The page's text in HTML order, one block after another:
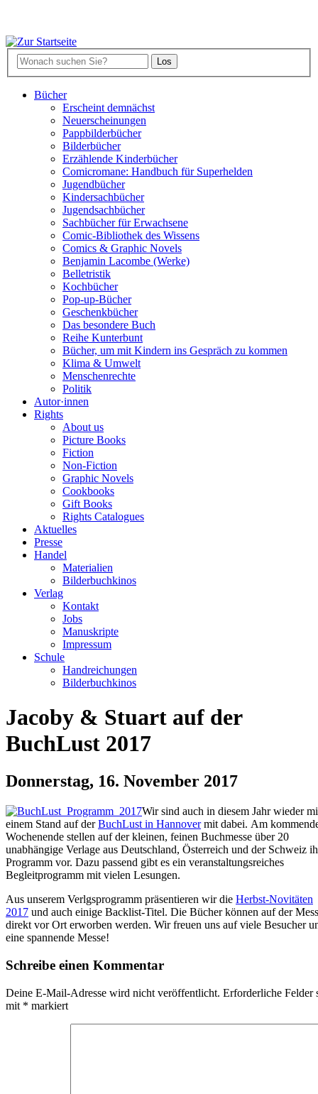
Bücher
Erscheint demnächst
Neuerscheinungen
Pappbilderbücher
Bilderbücher
Erzählende Kinderbücher
Comicromane: Handbuch für Superhelden
Jugendbücher
Kindersachbücher
Jugendsachbücher
Sachbücher für Erwachsene
Comic-Bibliothek des Wissens
Comics & Graphic Novels
Benjamin Lacombe (Werke)
Belletristik
Kochbücher
Pop-up-Bücher
Geschenkbücher
Das besondere Buch
Reihe Kunterbunt
Bücher, um mit Kindern ins Gespräch zu kommen
Klima & Umwelt
Menschenrechte
Politik
Autor·innen
Rights
About us
Picture Books
Fiction
Non-Fiction
Graphic Novels
Cookbooks
Gift Books
Rights Catalogues
Aktuelles
Presse
Handel
Materialien
Bilderbuchkinos
Verlag
Kontakt
Jobs
Manuskripte
Impressum
Schule
Handreichungen
Bilderbuchkinos
Jacoby & Stuart auf der
BuchLust 2017
Donnerstag, 16. November 2017
Wir sind auch in diesem Jahr wieder
einem Stand auf derBuchLust in Hannovermit dabei. Am
Wochenende stellen auf der kleinen, feinen Buchmesse über 20
unabhängige Verlage aus Deutschland, Österreich und der Schweiz
Programm vor. Dazu passend gibt es ein veranstaltungsreiches
Begleitprogramm mit vielen Lesungen.
Aus unserem Verlgsprogramm präsentieren wir die Herbst-Novitäten
2017 und auch einige Backlist-Titel. Die Bücher können auf der
direkt vor Ort erworben werden. Wir freuen uns auf viele Besucher
eine spannende Messe!
Schreibe einen Kommentar
Deine E-Mail-Adresse wird nicht veröffentlicht. Erforderliche Felder
mit * markiert